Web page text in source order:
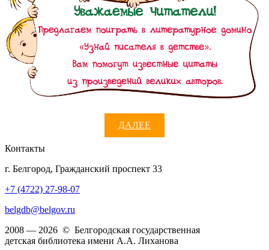
ДАЛЕЕ
Контакты
г. Белгород, Гражданский проспект 33
+7 (4722) 27-98-07
belgdb@belgov.ru
2008 — 2026 © Белгородская государственная
детская библиотека имени А.А. Лиханова